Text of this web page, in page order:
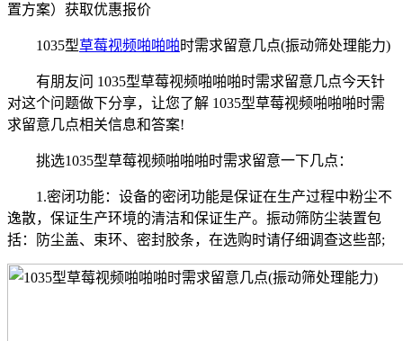
置方案） 获取优惠报价
1035型草莓视频啪啪啪时需求留意几点(振动筛处理能力)
有朋友问 1035型草莓视频啪啪啪时需求留意几点今天针
对这个问题做下分享，让您了解 1035型草莓视频啪啪啪时需
求留意几点相关信息和答案!
挑选1035型草莓视频啪啪啪时需求留意一下几点：
1.密闭功能：设备的密闭功能是保证在生产过程中粉尘不
逸散，保证生产环境的清洁和保证生产。振动筛防尘装置包
括：防尘盖、束环、密封胶条，在选购时请仔细调查这些部;